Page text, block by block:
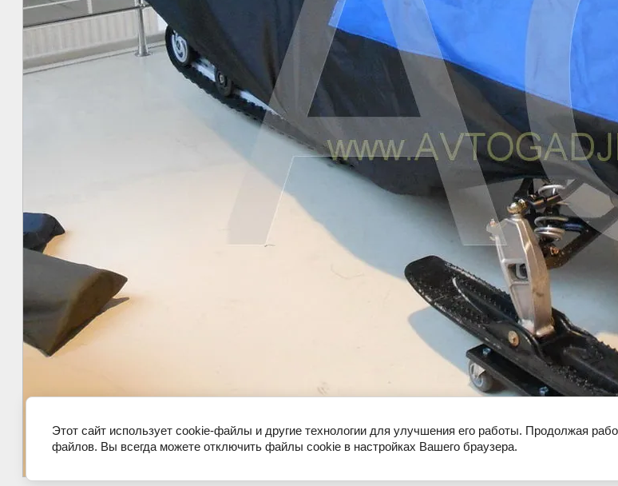
Этот сайт использует cookie-файлы и другие технологии для улучшения его работы. Продолжая
файлов. Вы всегда можете отключить файлы cookie в настройках Вашего браузера.